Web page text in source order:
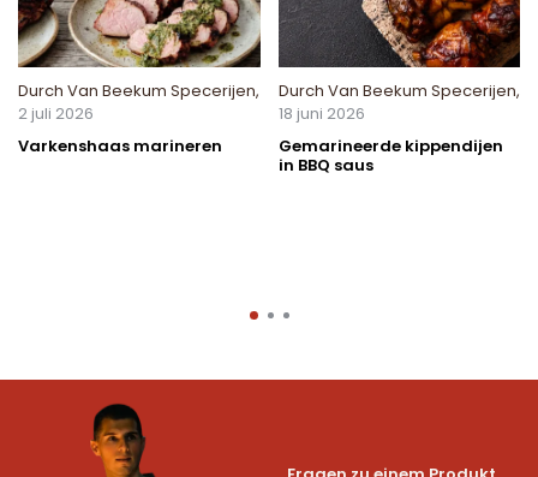
Durch Van Beekum Specerijen,
2 juli 2026
Varkenshaas marineren
Durch Van Beekum Specerijen,
18 juni 2026
Gemarineerde kippendijen
in BBQ saus